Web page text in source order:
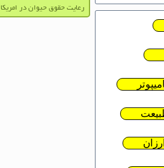
رعایت حقوق حیوان در امریکا